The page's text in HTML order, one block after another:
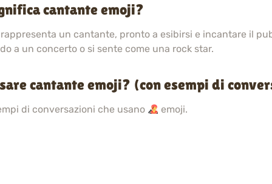
cantante emoji?
rappresenta un cantante, pronto a esibirsi e incantare il
a un concerto o si sente come una rock star.
cantante emoji? (con esempi di
di conversazioni che usano emoji.